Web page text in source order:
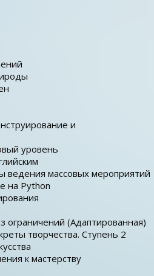
и
уровень
ведения массовых мероприятий
на Python
ограничений (Адаптированная)
творчества. Ступень 2
к мастерству